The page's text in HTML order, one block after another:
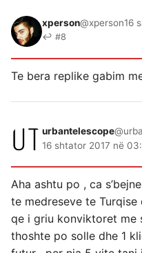
xperson@xperson16
↩ #8
Te bera replike gabim
urbantelescope
16 shtator 2017 në
Aha ashtu po , ca
te medreseve te Turqise
qe i griu konviktoret me
thoshte po solle dhe 1